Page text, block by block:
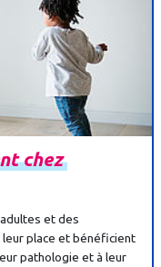
chez
adultes et des
place et bénéficient
pathologie et à leur